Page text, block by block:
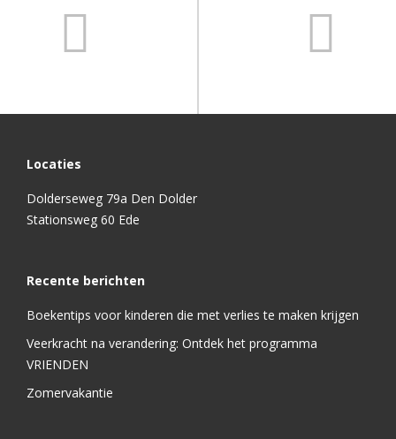
Locaties
Dolderseweg 79a Den Dolder
Stationsweg 60 Ede
Recente berichten
Boekentips voor kinderen die met verlies te maken krijgen
Veerkracht na verandering: Ontdek het programma
VRIENDEN
Zomervakantie